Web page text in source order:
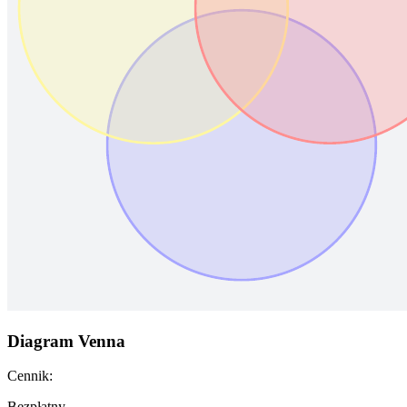
Diagram Venna
Cennik: